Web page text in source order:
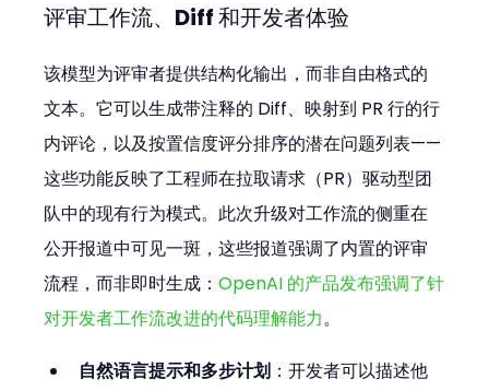
评审工作流、Diff 和开发者体验
该模型为评审者提供结构化输出，而非自由格式的
文本。它可以生成带注释的 Diff、映射到 PR 行的行
内评论，以及按置信度评分排序的潜在问题列表——
这些功能反映了工程师在拉取请求（PR）驱动型团
队中的现有行为模式。此次升级对工作流的侧重在
公开报道中可见一斑，这些报道强调了内置的评审
流程，而非即时生成：OpenAI 的产品发布强调了针
对开发者工作流改进的代码理解能力。
自然语言提示和多步计划 ：开发者可以描述他